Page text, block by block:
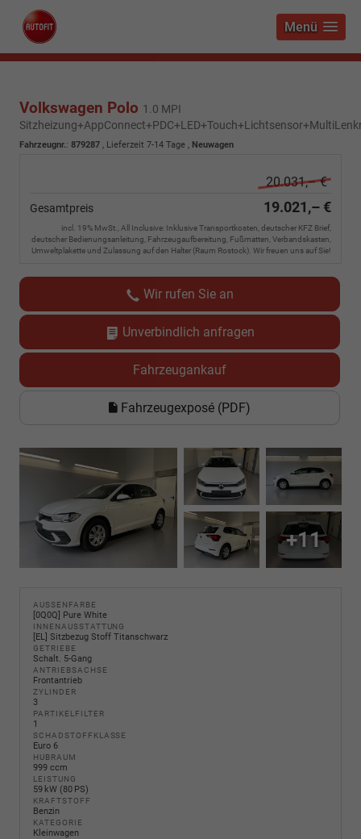
Menü
Volkswagen Polo 1.0 MPI
Fahrzeugnr.: 879287 , Lieferzeit 7-14 Tage , Neuwagen
20.031,– €
Gesamtpreis 19.021,– €
incl. 19% MwSt., All Inclusive: Inklusive Transportkosten, deutscher KFZ Brief,
deutscher Bedienungsanleitung, Fahrzeugaufbereitung, Fußmatten, Verbandskasten,
Umweltplakette und Zulassung auf den Halter (Raum Rostock). Wir freuen uns auf Sie!
Wir rufen Sie an
Unverbindlich anfragen
Fahrzeugankauf
Fahrzeugexposé (PDF)
+11
AUSSENFARBE
[0Q0Q] Pure White
INNENAUSSTATTUNG
[EL] Sitzbezug Stoff Titanschwarz
GETRIEBE
Schalt. 5-Gang
ANTRIEBSACHSE
Frontantrieb
ZYLINDER
3
PARTIKELFILTER
1
SCHADSTOFFKLASSE
Euro 6
HUBRAUM
999 ccm
LEISTUNG
59 kW (80 PS)
KRAFTSTOFF
Benzin
KATEGORIE
Kleinwagen